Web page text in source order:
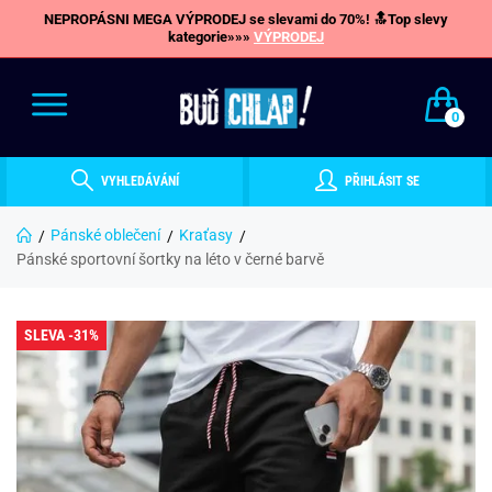
NEPROPÁSNI MEGA VÝPRODEJ se slevami do 70%! 🔝Top slevy
kategorie»»» VÝPRODEJ
0
VYHLEDÁVÁNÍ PŘIHLÁSIT SE
Pánské oblečení
Kraťasy
Pánské sportovní šortky na léto v černé barvě
SLEVA -31%